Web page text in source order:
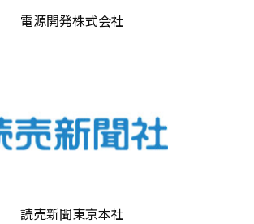
電源開発株式会社
読売新聞東京本社